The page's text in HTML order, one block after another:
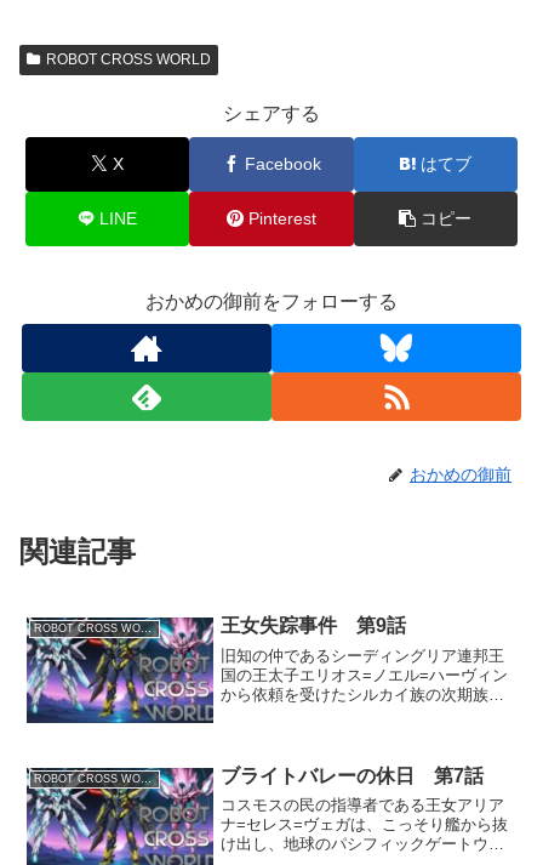
ROBOT CROSS WORLD
シェアする
X Facebook はてブ
LINE Pinterest コピー
おかめの御前をフォローする
おかめの御前
関連記事
ROBOT CROSS WORLD 王女失踪事件 第9話
旧知の仲であるシーディングリア連邦王
国の王太子エリオス=ノエル=ハーヴィン
から依頼を受けたシルカイ族の次期族長
ィーナの行方を追って...
ROBOT CROSS WORLD ブライトバレーの休日 第7話
コスモスの民の指導者である王女アリア
ナ=セレス=ヴェガは、こっそり艦から抜
け出し、地球のパシフィックゲートウェ